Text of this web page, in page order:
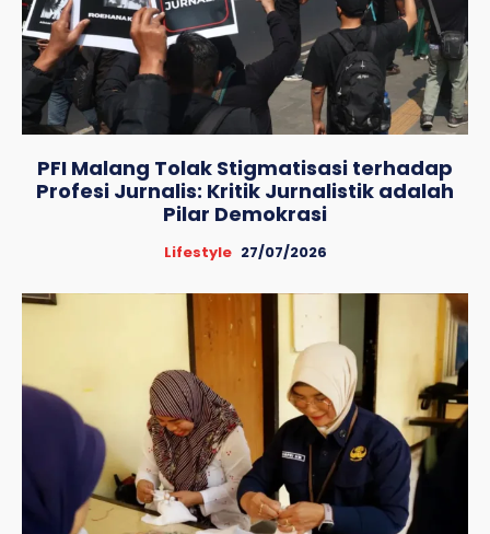
PFI Malang Tolak Stigmatisasi terhadap
Profesi Jurnalis: Kritik Jurnalistik adalah
Pilar Demokrasi
Lifestyle 27/07/2026